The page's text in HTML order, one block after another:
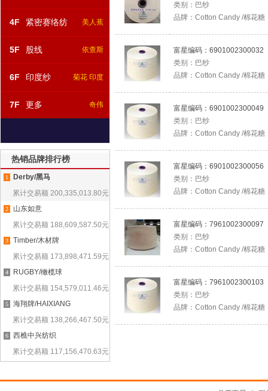
4F 紧密赛络纺 美人蕉
5F 股线 依查斯
6F 印度纱 菊花 印度
7F 更多 奇伟
热销品牌排行榜
1
Derby/黑马
累计交易额 200,335,013.80元
2
山东如意
累计交易额 188,609,587.50元
3
Timber/木材牌
累计交易额 173,898,471.59元
4
RUGBY/橄榄球
累计交易额 154,579,011.46元
5
海翔牌/HAIXIANG
累计交易额 138,266,467.50元
6
西樵中兴纺织
累计交易额 117,156,470.63元
类别： 巴纱
品牌： Cotton Candy /棉花糖
富星编码： 6901002300032
类别： 巴纱
品牌： Cotton Candy /棉花糖
富星编码： 6901002300049
类别： 巴纱
品牌： Cotton Candy /棉花糖
富星编码： 6901002300056
类别： 巴纱
品牌： Cotton Candy /棉花糖
富星编码： 7961002300097
类别： 巴纱
品牌： Cotton Candy /棉花糖
富星编码： 7961002300103
类别： 巴纱
品牌： Cotton Candy /棉花糖